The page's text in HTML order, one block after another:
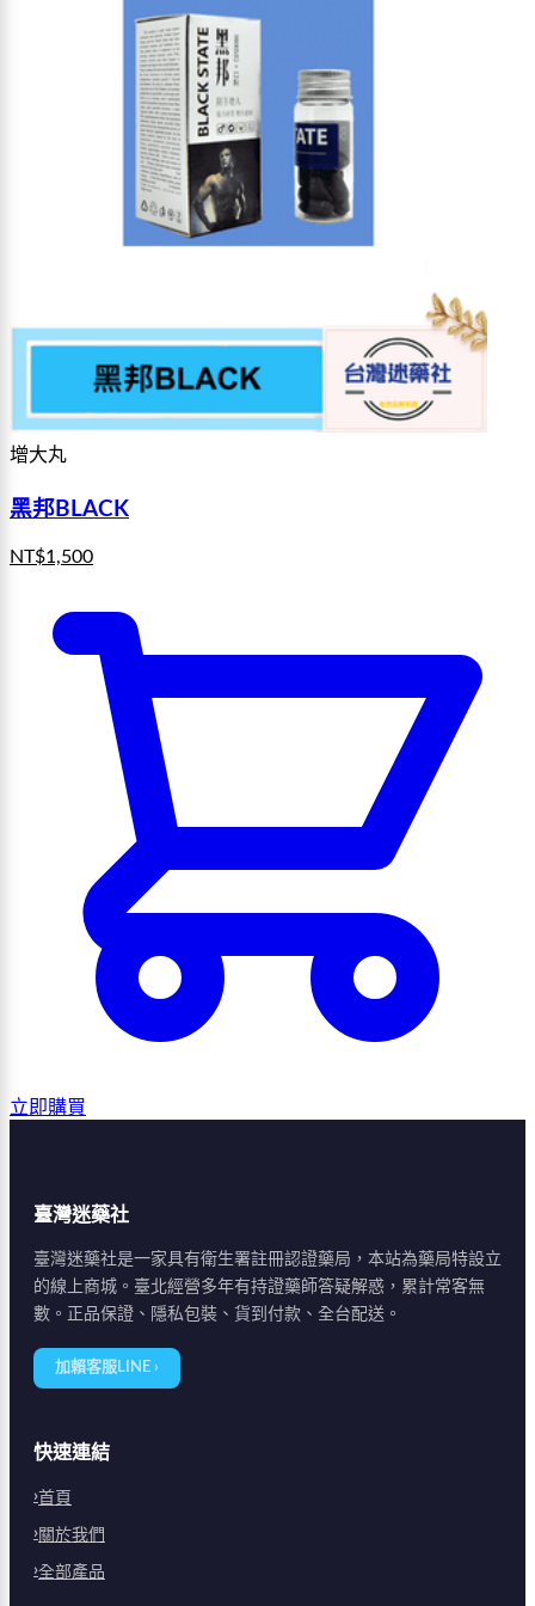
增大丸
黑邦BLACK
NT$1,500
立即購買
臺灣迷藥社
臺灣迷藥社是一家具有衛生署註冊認證藥局，本站為藥局特設立
的線上商城。臺北經營多年有持證藥師答疑解惑，累計常客無
數。正品保證、隱私包裝、貨到付款、全台配送。
加賴客服LINE ›
快速連結
首頁
關於我們
全部產品